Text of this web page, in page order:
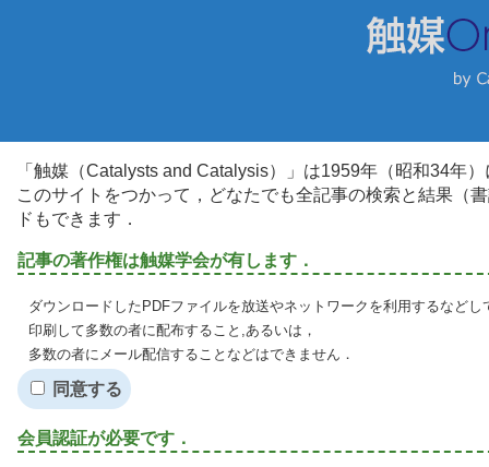
「触媒（Catalysts and Catalysis）」は1959年（昭和34年
このサイトをつかって，どなたでも全記事の検索と結果（
ドもできます．
記事の著作権は触媒学会が有します．
ダウンロードしたPDFファイルを放送やネットワークを利用するなど
印刷して多数の者に配布すること,あるいは，
多数の者にメール配信することなどはできません．
同意する
会員認証が必要です．